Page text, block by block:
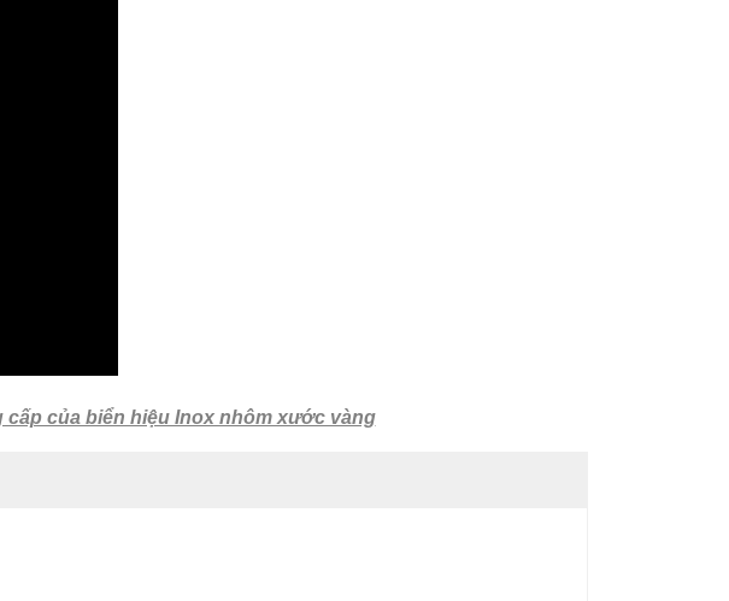
của biển hiệu Inox nhôm xước vàng